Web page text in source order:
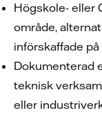
Högskole- eller
område,
införskaffade
Dokumenterad
teknisk
eller